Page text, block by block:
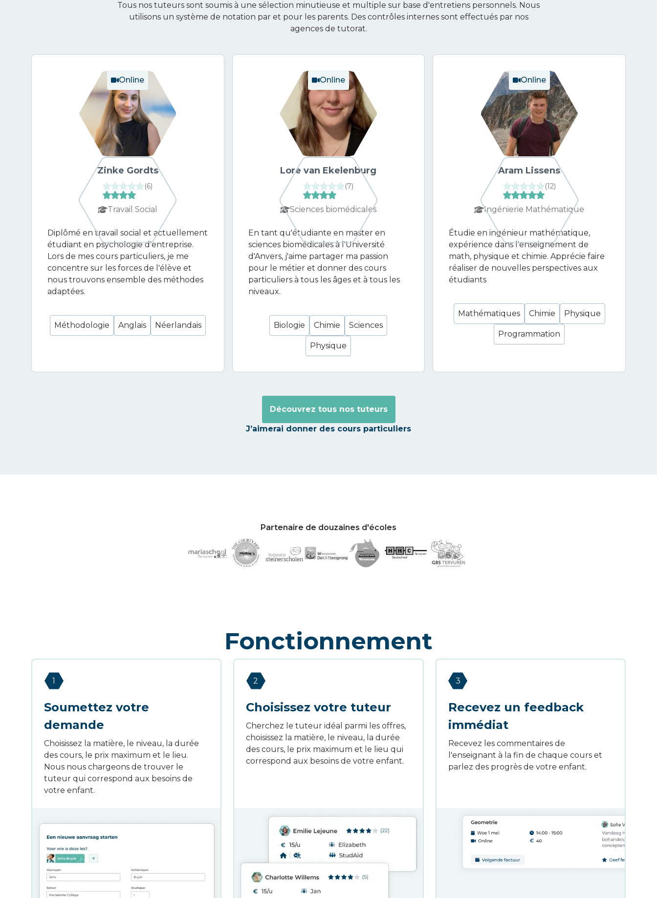
Tous nos tuteurs sont soumis à une sélection minutieuse et multiple sur base d'entretiens personnels. Nous
utilisons un système de notation par et pour les parents. Des contrôles internes sont effectués par nos
agences de tutorat.
Zinke Gordts
(6)
Online
Travail Social
Diplômé en travail social et actuellement
étudiant en psychologie d'entreprise.
Lors de mes cours particuliers, je me
concentre sur les forces de l'élève et
nous trouvons ensemble des méthodes
adaptées.
Méthodologie Anglais Néerlandais
Lore van Ekelenburg
(7)
Online
Sciences biomédicales
En tant qu'étudiante en master en
sciences biomédicales à l'Université
d'Anvers, j'aime partager ma passion
pour le métier et donner des cours
particuliers à tous les âges et à tous les
niveaux.
Biologie Chimie Sciences
Physique
Aram Lissens
(12)
Online
Ingénierie Mathématique
Étudie en ingénieur mathématique,
expérience dans l'enseignement de
math, physique et chimie. Apprécie faire
réaliser de nouvelles perspectives aux
étudiants
Mathématiques Chimie Physique
Programmation
Découvrez tous nos tuteurs
J’aimerai donner des cours particuliers
Partenaire de douzaines d'écoles
Fonctionnement
1
Soumettez votre
demande
Choisissez la matière, le niveau, la durée
des cours, le prix maximum et le lieu.
Nous nous chargeons de trouver le
tuteur qui correspond aux besoins de
votre enfant.
2
Choisissez votre tuteur
Cherchez le tuteur idéal parmi les offres,
choisissez la matière, le niveau, la durée
des cours, le prix maximum et le lieu qui
correspond aux besoins de votre enfant.
3
Recevez un feedback
immédiat
Recevez les commentaires de
l'enseignant à la fin de chaque cours et
parlez des progrès de votre enfant.